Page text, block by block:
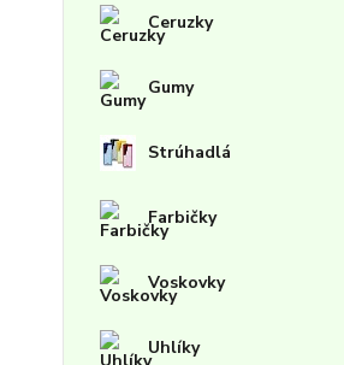
Ceruzky
Gumy
Strúhadlá
Farbičky
Voskovky
Uhlíky